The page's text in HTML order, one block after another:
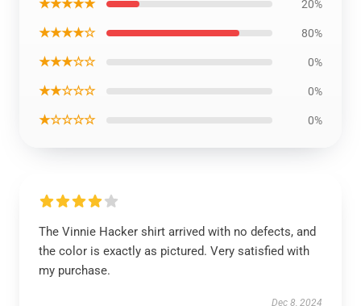
★★★★★ 20%
★★★★☆ 80%
★★★☆☆ 0%
★★☆☆☆ 0%
★☆☆☆☆ 0%
The Vinnie Hacker shirt arrived with no defects, and
the color is exactly as pictured. Very satisfied with
my purchase.
Dec 8, 2024